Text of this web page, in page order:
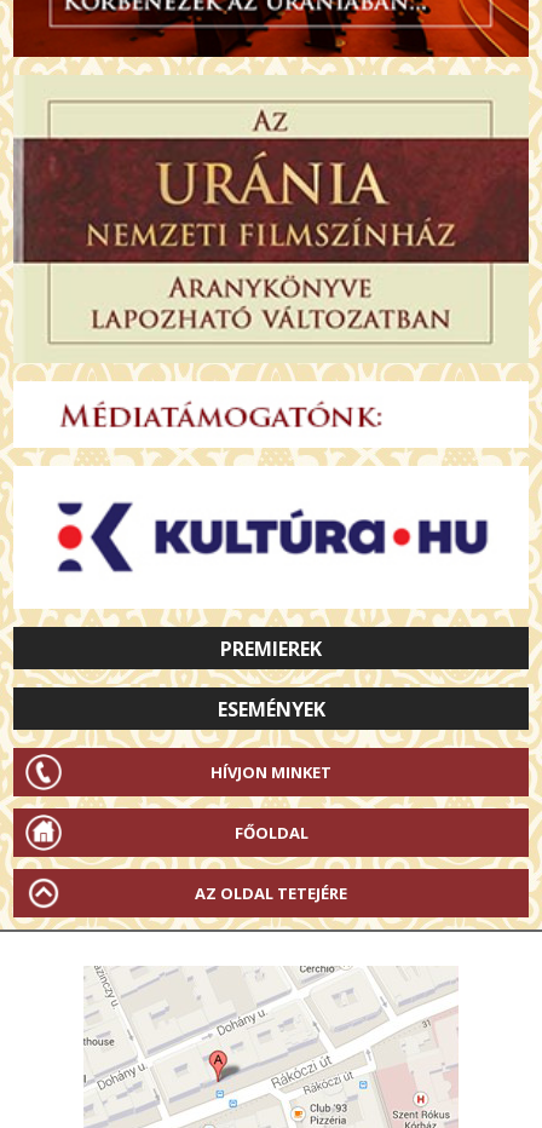
PREMIEREK
ESEMÉNYEK
HÍVJON MINKET
FŐOLDAL
AZ OLDAL TETEJÉRE